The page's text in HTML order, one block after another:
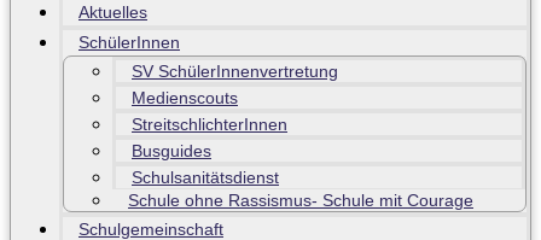
Aktuelles
SchülerInnen
SV SchülerInnenvertretung
Medienscouts
StreitschlichterInnen
Busguides
Schulsanitätsdienst
Schule ohne Rassismus- Schule mit Courage
Schulgemeinschaft